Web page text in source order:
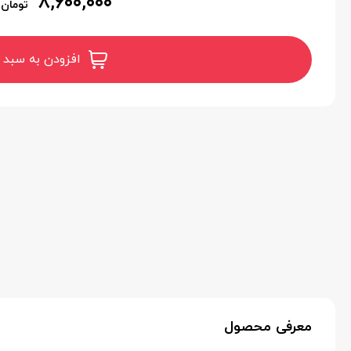
تومان
افزودن به
معرفی محصول